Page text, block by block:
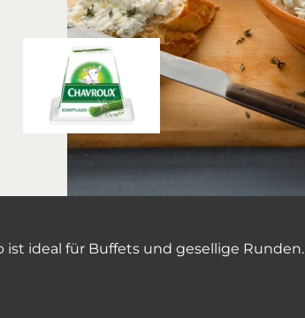
ist ideal für Buffets und gesellige Runden.